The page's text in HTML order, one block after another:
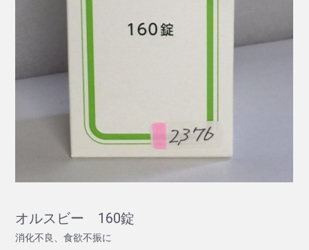
オルスビー 160錠
消化不良、食欲不振に